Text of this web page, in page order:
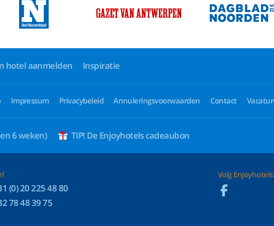
hotel aanmelden Inspiratie
Impressum Privacybeleid Annuleringsvoorwaarden Contact
6 weken) TIP! De Enjoyhotels cadeaubon
(0) 20 225 48 80
78 48 39 75
Volg Enjoyhotels